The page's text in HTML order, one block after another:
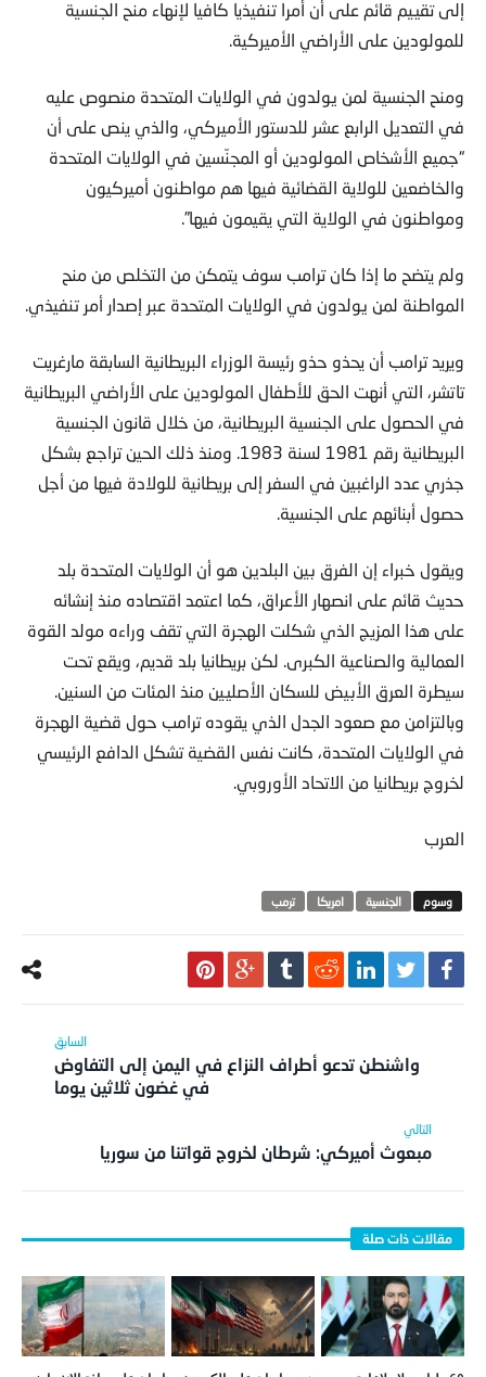
إلى تقييم قائم على أن أمرا تنفيذيا كافيا لإنهاء منح الجنسية
للمولودين على الأراضي الأميركية.
ومنح الجنسية لمن يولدون في الولايات المتحدة منصوص عليه
في التعديل الرابع عشر للدستور الأميركي، والذي ينص على أن
“جميع الأشخاص المولودين أو المجنّسين في الولايات المتحدة
والخاضعين للولاية القضائية فيها هم مواطنون أميركيون
ومواطنون في الولاية التي يقيمون فيها”.
ولم يتضح ما إذا كان ترامب سوف يتمكن من التخلص من منح
المواطنة لمن يولدون في الولايات المتحدة عبر إصدار أمر تنفيذي.
ويريد ترامب أن يحذو حذو رئيسة الوزراء البريطانية السابقة مارغريت
تاتشر، التي أنهت الحق للأطفال المولودين على الأراضي البريطانية
في الحصول على الجنسية البريطانية، من خلال قانون الجنسية
البريطانية رقم 1981 لسنة 1983. ومنذ ذلك الحين تراجع بشكل
جذري عدد الراغبين في السفر إلى بريطانية للولادة فيها من أجل
حصول أبنائهم على الجنسية.
ويقول خبراء إن الفرق بين البلدين هو أن الولايات المتحدة بلد
حديث قائم على انصهار الأعراق، كما اعتمد اقتصاده منذ إنشائه
على هذا المزيج الذي شكلت الهجرة التي تقف وراءه مولد القوة
العمالية والصناعية الكبرى. لكن بريطانيا بلد قديم، ويقع تحت
سيطرة العرق الأبيض للسكان الأصليين منذ المئات من السنين.
وبالتزامن مع صعود الجدل الذي يقوده ترامب حول قضية الهجرة
في الولايات المتحدة، كانت نفس القضية تشكل الدافع الرئيسي
لخروج بريطانيا من الاتحاد الأوروبي.
العرب
الجنسية امريكا‬ ترمب
واشنطن تدعو أطراف النزاع في اليمن إلى التفاوض
في غضون ثلاثين يوما
مبعوث أميركي: شرطان لخروج قواتنا من سوريا